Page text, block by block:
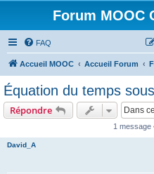
Forum MOOC
FAQ
Accueil MOOC Accueil Forum
Équation du temps
Répondre
1 message
David_A